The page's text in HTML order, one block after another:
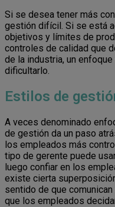
Si se desea tener más
gestión difícil. Si se está
objetivos y límites de
controles de calidad que
de la industria, un
dificultarlo.
Estilos de
A veces denominado
de gestión da un paso
los empleados más
tipo de gerente puede
luego confiar en los
existe cierta
sentido de que
que los empleados